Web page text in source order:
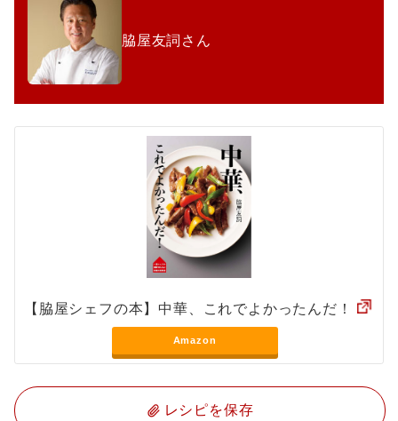
脇屋友詞さん
【脇屋シェフの本】中華、これでよかったんだ！
Amazon
レシピを保存